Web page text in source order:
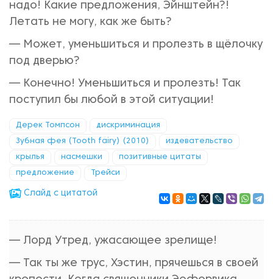
надо! Какие предложения, Эйнштейн?!
Летать не могу, как же быть?
— Может, уменьшиться и пролезть в щёлочку
под дверью?
— Конечно! Уменьшиться и пролезть! Так
поступил бы любой в этой ситуации!
Дерек Томпсон дискриминация
Зубная фея (Tooth fairy) (2010) издевательство
крылья насмешки позитивные цитаты
предложение Трейси
Cлайд с цитатой
— Лорд Утред, ужасающее зрелище!
— Так ты же трус, Хэстин, прячешься в своей